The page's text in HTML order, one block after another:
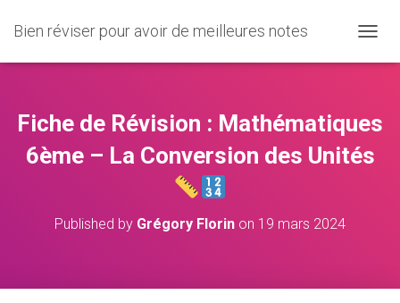
Bien réviser pour avoir de meilleures notes
U
R
F
Fiche de Révision : Mathématiques
6ème – La Conversion des Unités
Published by Grégory Florin on 19 mars 2024